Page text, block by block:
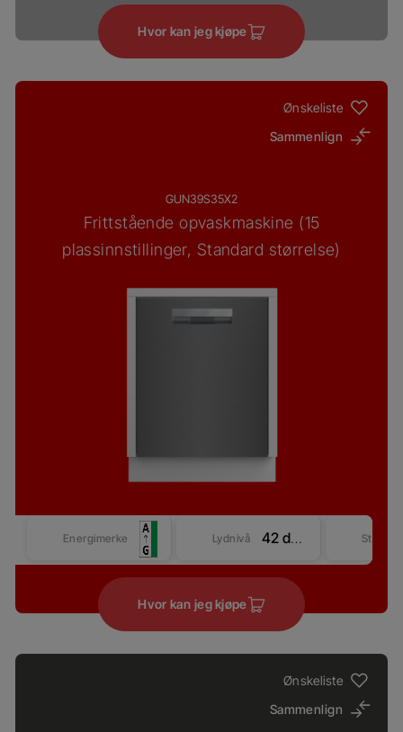
Hvor kan jeg kjøpe
Ønskeliste
Sammenlign
GUN39S35X2
Frittstående opvaskmaskine (15
plassinnstillinger, Standard størrelse)
Energimerke Lydnivå 42 dBA
Hvor kan jeg kjøpe
Ønskeliste
Sammenlign